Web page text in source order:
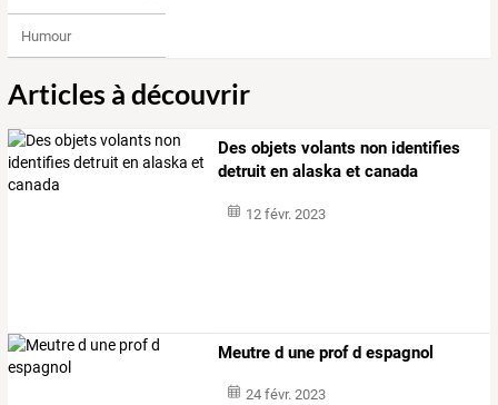
Humour
Articles à découvrir
Des objets volants non identifies
detruit en alaska et canada
12 févr. 2023
Meutre d une prof d espagnol
24 févr. 2023